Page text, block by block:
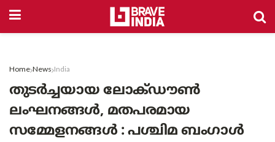
Home News India
തുടർച്ചയായ ലോക്ഡൗൺ
ലംഘനങ്ങൾ, മതപരമായ
സമ്മേളനങ്ങൾ : പശ്ചിമ ബംഗാൾ